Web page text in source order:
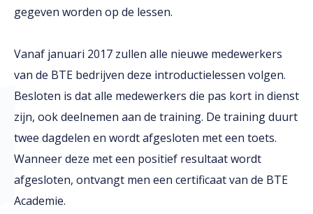
gegeven worden op de lessen.
Vanaf januari 2017 zullen alle nieuwe medewerkers
van de BTE bedrijven deze introductielessen volgen.
Besloten is dat alle medewerkers die pas kort in dienst
zijn, ook deelnemen aan de training. De training duurt
twee dagdelen en wordt afgesloten met een toets.
Wanneer deze met een positief resultaat wordt
afgesloten, ontvangt men een certificaat van de BTE
Academie.